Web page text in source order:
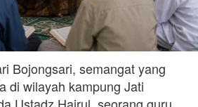
Bojongsari, semangat yang
di wilayah kampung Jati